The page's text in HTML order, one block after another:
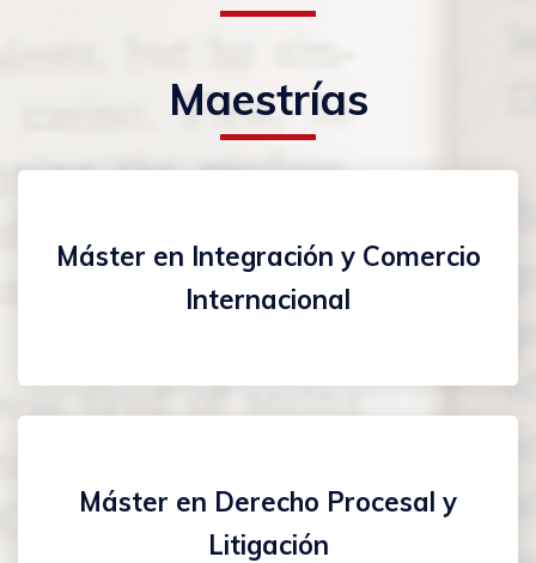
Maestrías
Máster en Integración y Comercio
Internacional
Máster en Derecho Procesal y
Litigación